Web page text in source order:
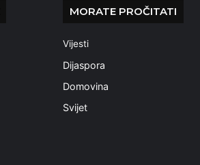
MORATE PROČITATI
Vijesti
Dijaspora
Domovina
Svijet